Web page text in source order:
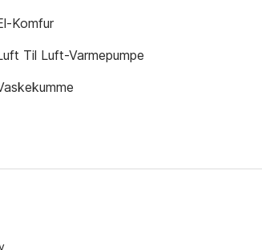
Komfur
Til Luft-Varmepumpe